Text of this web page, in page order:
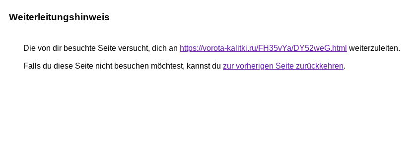
Weiterleitungshinweis
Die von dir besuchte Seite versucht, dich an https://vorota-kalitki.ru/FH35vYa/DY52weG.html weiterzuleiten.
Falls du diese Seite nicht besuchen möchtest, kannst du zur vorherigen Seite zurückkehren.